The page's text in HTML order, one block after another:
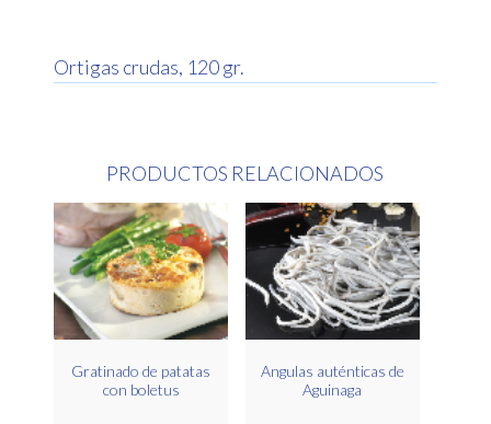
Ortigas crudas, 120 gr.
PRODUCTOS RELACIONADOS
Gratinado de patatas
con boletus
Angulas auténticas de
Aguinaga